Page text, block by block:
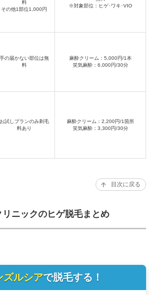
料
その他1部位1,000円
※対象部位：ヒゲ･ワキ･VIO
手の届かない部位は無
料
麻酔クリーム：5,000円/1本
笑気麻酔：6,000円/30分
お試しプランのみ剃毛
料あり
麻酔クリーム：2,200円/1箇所
笑気麻酔：3,300円/30分
目次に戻る
リニックのヒゲ脱毛まとめ
ズルシアで脱毛する！